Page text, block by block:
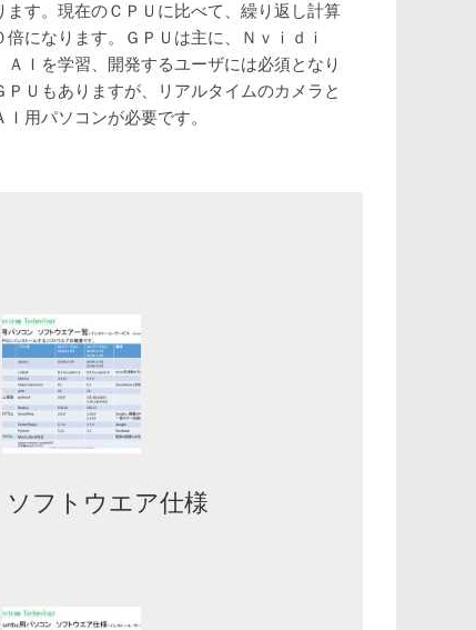
ます。現在のＣＰＵに比べて、繰り返し計算
になります。ＧＰＵは主に、Ｎｖｉｄｉ
ＡＩを学習、開発するユーザには必須となり
ＰＵもありますが、リアルタイムのカメラと
用パソコンが必要です。
ソフトウエア仕様